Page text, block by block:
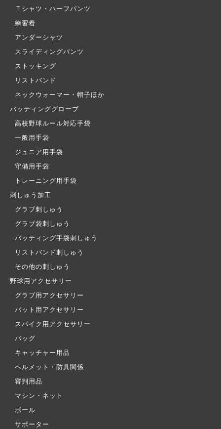
Ｔシャツ・ハーフパンツ
練習着
アンダーシャツ
スライディングパンツ
ストッキング
リストバンド
ネックウォーマー・帽子ほか
バッティンググローブ
高校野球ルール対応手袋
一般用手袋
ジュニア用手袋
守備用手袋
トレーニング用手袋
刺しゅう加工
グラブ刺しゅう
グラブ袋刺しゅう
バッティング手袋刺しゅう
リストバンド刺しゅう
その他の刺しゅう
野球用アクセサリー
グラブ用アクセサリー
バット用アクセサリー
スパイク用アクセサリー
バッグ
キャッチャー用品
ヘルメット・防具関係
審判用品
マシン・ネット
ボール
サポーター